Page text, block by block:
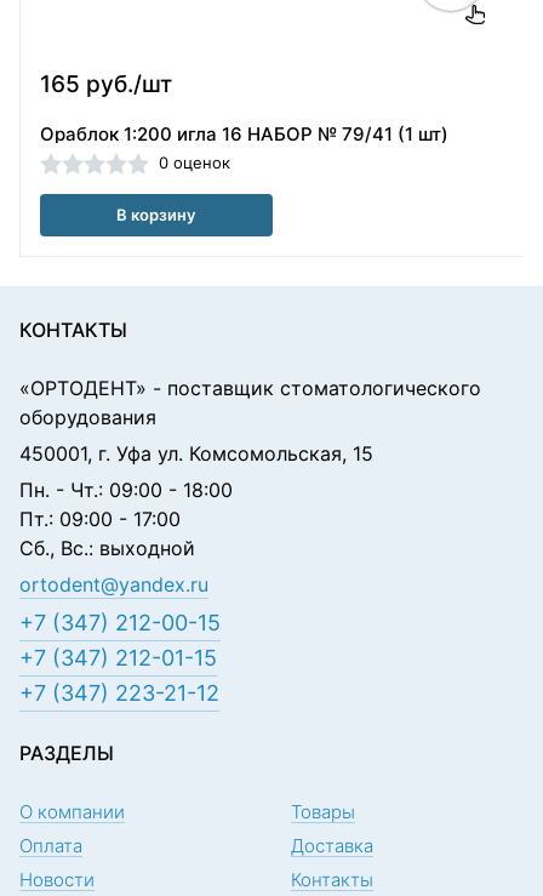
165 руб./шт
Ораблок 1:200 игла 16 НАБОР № 79/41 (1 шт)
0 оценок
В корзину
КОНТАКТЫ
«ОРТОДЕНТ» - поставщик стоматологического
оборудования
450001, г. Уфа ул. Комсомольская, 15
Пн. - Чт.: 09:00 - 18:00
Пт.: 09:00 - 17:00
Сб., Вс.: выходной
ortodent@yandex.ru
+7 (347) 212-00-15
+7 (347) 212-01-15
+7 (347) 223-21-12
РАЗДЕЛЫ
О компании
Товары
Оплата
Доставка
Новости
Контакты